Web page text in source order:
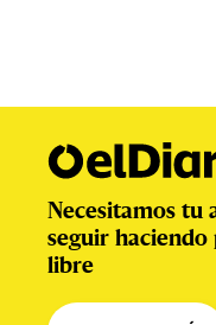
Necesitamos tu
seguir haciendo
libre